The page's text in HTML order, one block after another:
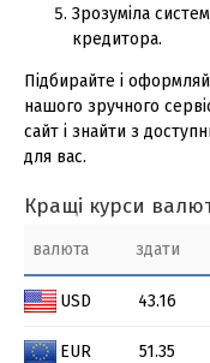
Зрозуміла
кредитора.
Підбирайте і
нашого зручного
сайт і знайти з
для вас.
Кращі курси
валюта здати
USD 43.16
EUR 51.35